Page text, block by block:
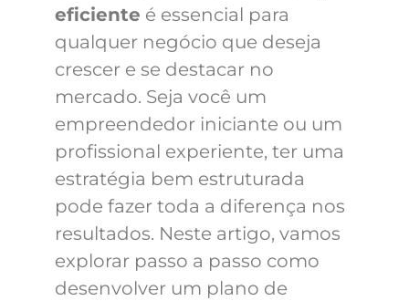
eficiente é essencial para
qualquer negócio que deseja
crescer e se destacar no
mercado. Seja você um
empreendedor iniciante ou um
profissional experiente, ter uma
estratégia bem estruturada
pode fazer toda a diferença nos
resultados. Neste artigo, vamos
explorar passo a passo como
desenvolver um plano de